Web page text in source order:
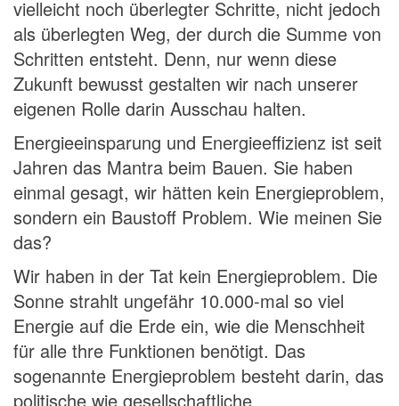
vielleicht noch überlegter Schritte, nicht jedoch
als überlegten Weg, der durch die Summe von
Schritten entsteht. Denn, nur wenn diese
Zukunft bewusst gestalten wir nach unserer
eigenen Rolle darin Ausschau halten.
Energieeinsparung und Energieeffizienz ist seit
Jahren das Mantra beim Bauen. Sie haben
einmal gesagt, wir hätten kein Energieproblem,
sondern ein Baustoff Problem. Wie meinen Sie
das?
Wir haben in der Tat kein Energieproblem. Die
Sonne strahlt ungefähr 10.000-mal so viel
Energie auf die Erde ein, wie die Menschheit
für alle thre Funktionen benötigt. Das
sogenannte Energieproblem besteht darin, das
politische wie gesellschaftliche